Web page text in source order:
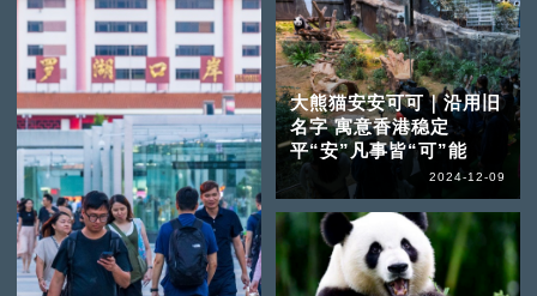
大熊猫安安可可｜沿用旧
名字 寓意香港稳定
平“安”凡事皆“可”能
2024-12-09